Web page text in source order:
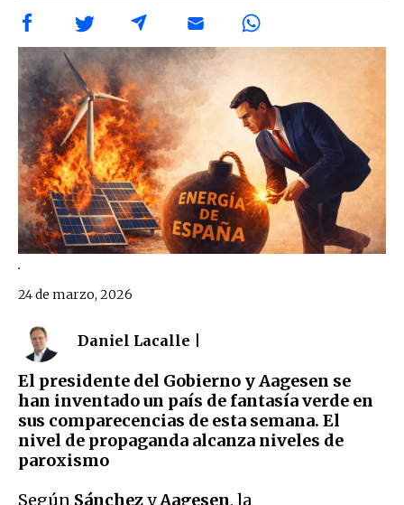
.
Daniel Lacalle |
24 de marzo, 2026
El presidente del Gobierno y Aagesen se
han inventado un país de fantasía verde en
sus comparecencias de esta semana. El
nivel de propaganda alcanza niveles de
paroxismo
Según SánchezyAagesen, la